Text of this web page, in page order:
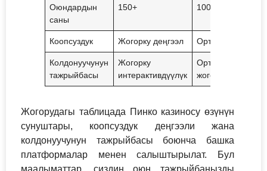
Оюндардын
саны
150+ 100+
Коопсуздук Жогорку деңгээл Орточо
Колдонуучунун
тажрыйбасы
Жогорку
интерактивдүүлүк
Ортодон
жогору
Жогорудагы таблицада Пинко казиносу өзүнүн
сунуштары, коопсуздук деңгээли жана
колдонуучунун тажрыйбасы боюнча башка
платформалар менен салыштырылат. Бул
маалыматтар, сиздин оюн тажрыйбаңызды